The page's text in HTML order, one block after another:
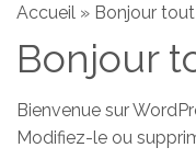
Accueil » Bonjour
Bonjour
Bienvenue sur
Modifiez-le ou